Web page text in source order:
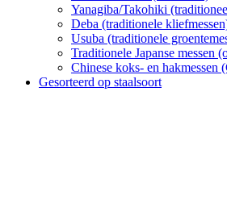
Yanagiba/Takohiki
Deba (traditionele
Usuba (traditionele
Traditionele Japanse messen
Chinese koks- en hakmessen
Gesorteerd op staalsoort